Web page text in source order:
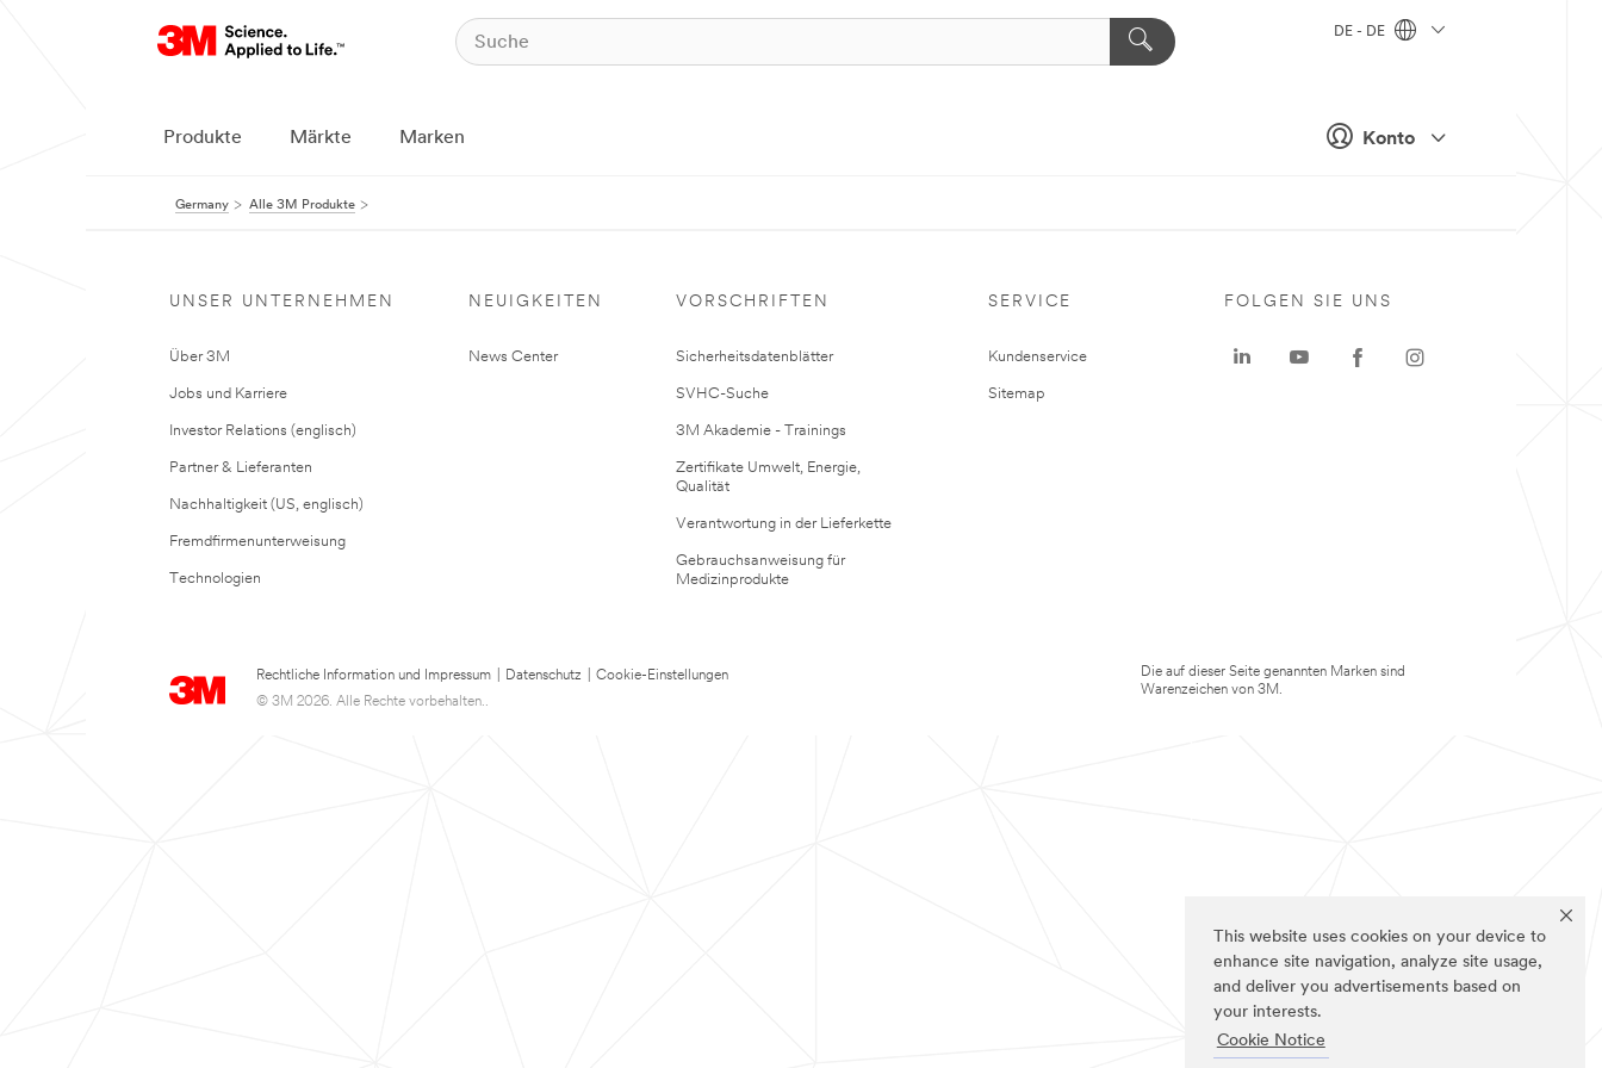
This website uses cookies on your device to
enhance site navigation, analyze site usage,
and deliver you advertisements based on
your interests.
Cookie Notice
Konto
DE - DE
Produkte Märkte Marken
Germany Alle 3M Produkte
UNSER UNTERNEHMEN
Über 3M
Jobs und Karriere
Investor Relations (englisch)
Partner & Lieferanten
Nachhaltigkeit (US, englisch)
Fremdfirmenunterweisung
Technologien
NEUIGKEITEN
News Center
VORSCHRIFTEN
Sicherheitsdatenblätter
SVHC-Suche
3M Akademie - Trainings
Zertifikate Umwelt, Energie,
Qualität
Verantwortung in der Lieferkette
Gebrauchsanweisung für
Medizinprodukte
SERVICE
Kundenservice
Sitemap
Rechtliche Information und Impressum Datenschutz
Cookie-Einstellungen
© 3M 2026. Alle Rechte vorbehalten..
FOLGEN SIE UNS
Die auf dieser Seite genannten Marken sind
Warenzeichen von 3M.